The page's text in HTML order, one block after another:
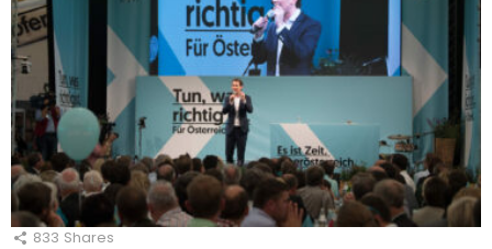
833 Shares